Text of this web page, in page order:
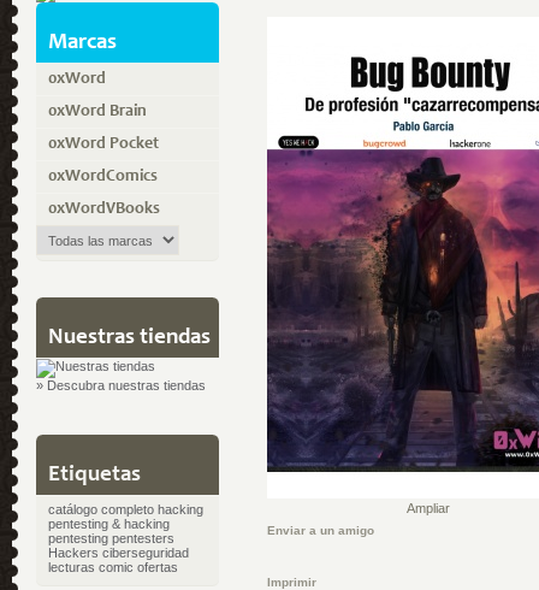
Marcas
0xWord
0xWord Brain
0xWord Pocket
0xWordComics
0xWordVBooks
Nuestras tiendas
» Descubra nuestras tiendas
Etiquetas
catálogo completo hacking
pentesting & hacking
pentesting pentesters
Hackers ciberseguridad
lecturas comic ofertas
Ampliar
Enviar a un amigo
Imprimir